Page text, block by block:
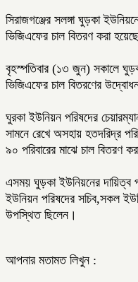
সিরাজগঞ্জের সলঙ্গা ঘুড়কা
ভিজিএফের চাল বিতরণ করা
বৃহস্পতিবার (১৩ জুন) সকালে
ভিজিএফের চাল বিতরণের
ঘুরকা ইউনিয়ন পরিষদের
সামনে রেখে অসহায় হতদরিদ্র
৯০ পরিবারের মাঝে চাল বিতরণ
এসময় ঘুড়কা ইউনিয়নের দায়িত্ব
ইউনিয়ন পরিষদের সচিব,সকল
উপস্থিত ছিলেন।
আপনার মতামত লিখুন :